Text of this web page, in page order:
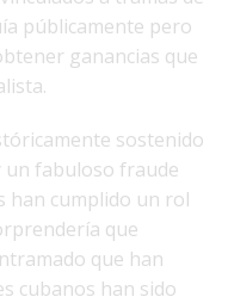
públicamente pero
ganancias que
sostenido
fabuloso fraude
han cumplido un rol
que
que han
cubanos han sido